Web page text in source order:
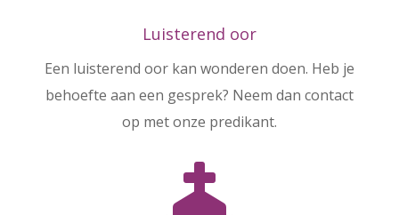
Luisterend oor
Een luisterend oor kan wonderen doen. Heb je
behoefte aan een gesprek? Neem dan contact
op met onze predikant.